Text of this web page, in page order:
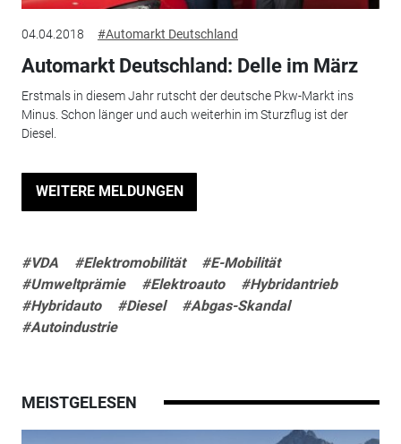
04.04.2018 #Automarkt Deutschland
Automarkt Deutschland: Delle im März
Erstmals in diesem Jahr rutscht der deutsche Pkw-Markt ins
Minus. Schon länger und auch weiterhin im Sturzflug ist der
Diesel.
WEITERE MELDUNGEN
#VDA #Elektromobilität
#E-Mobilität
#Umweltprämie
#Elektroauto
#Hybridantrieb
#Hybridauto
#Diesel
#Abgas-Skandal
#Autoindustrie
MEISTGELESEN